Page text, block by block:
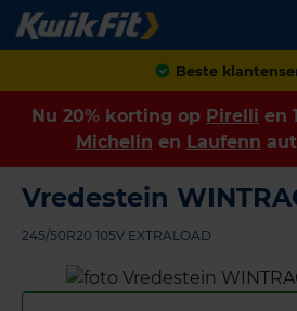
Achteraf
Nu 20% korting op Pirelli en
Michelin en Laufenn
Vredestein
245/50R20 105V EXTRALOAD